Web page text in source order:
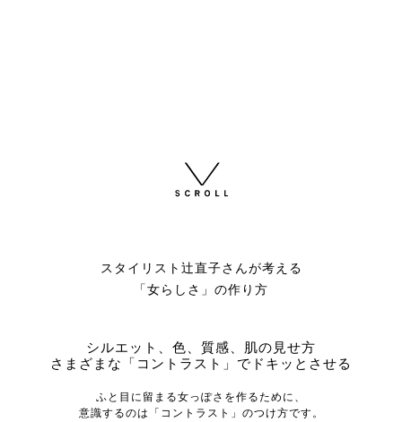
スタイリスト辻直子さんが考える
「女らしさ」の作り方
シルエット、色、質感、肌の見せ方
さまざまな「コントラスト」でドキッとさせる
ふと目に留まる女っぽさを作るために、
意識するのは「コントラスト」のつけ方です。